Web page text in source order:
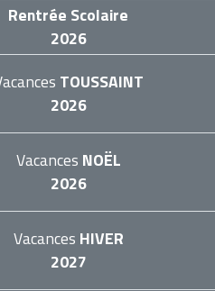
Rentrée Scolaire
2026
TOUSSAINT
2026
Vacances NOËL
2026
Vacances HIVER
2027